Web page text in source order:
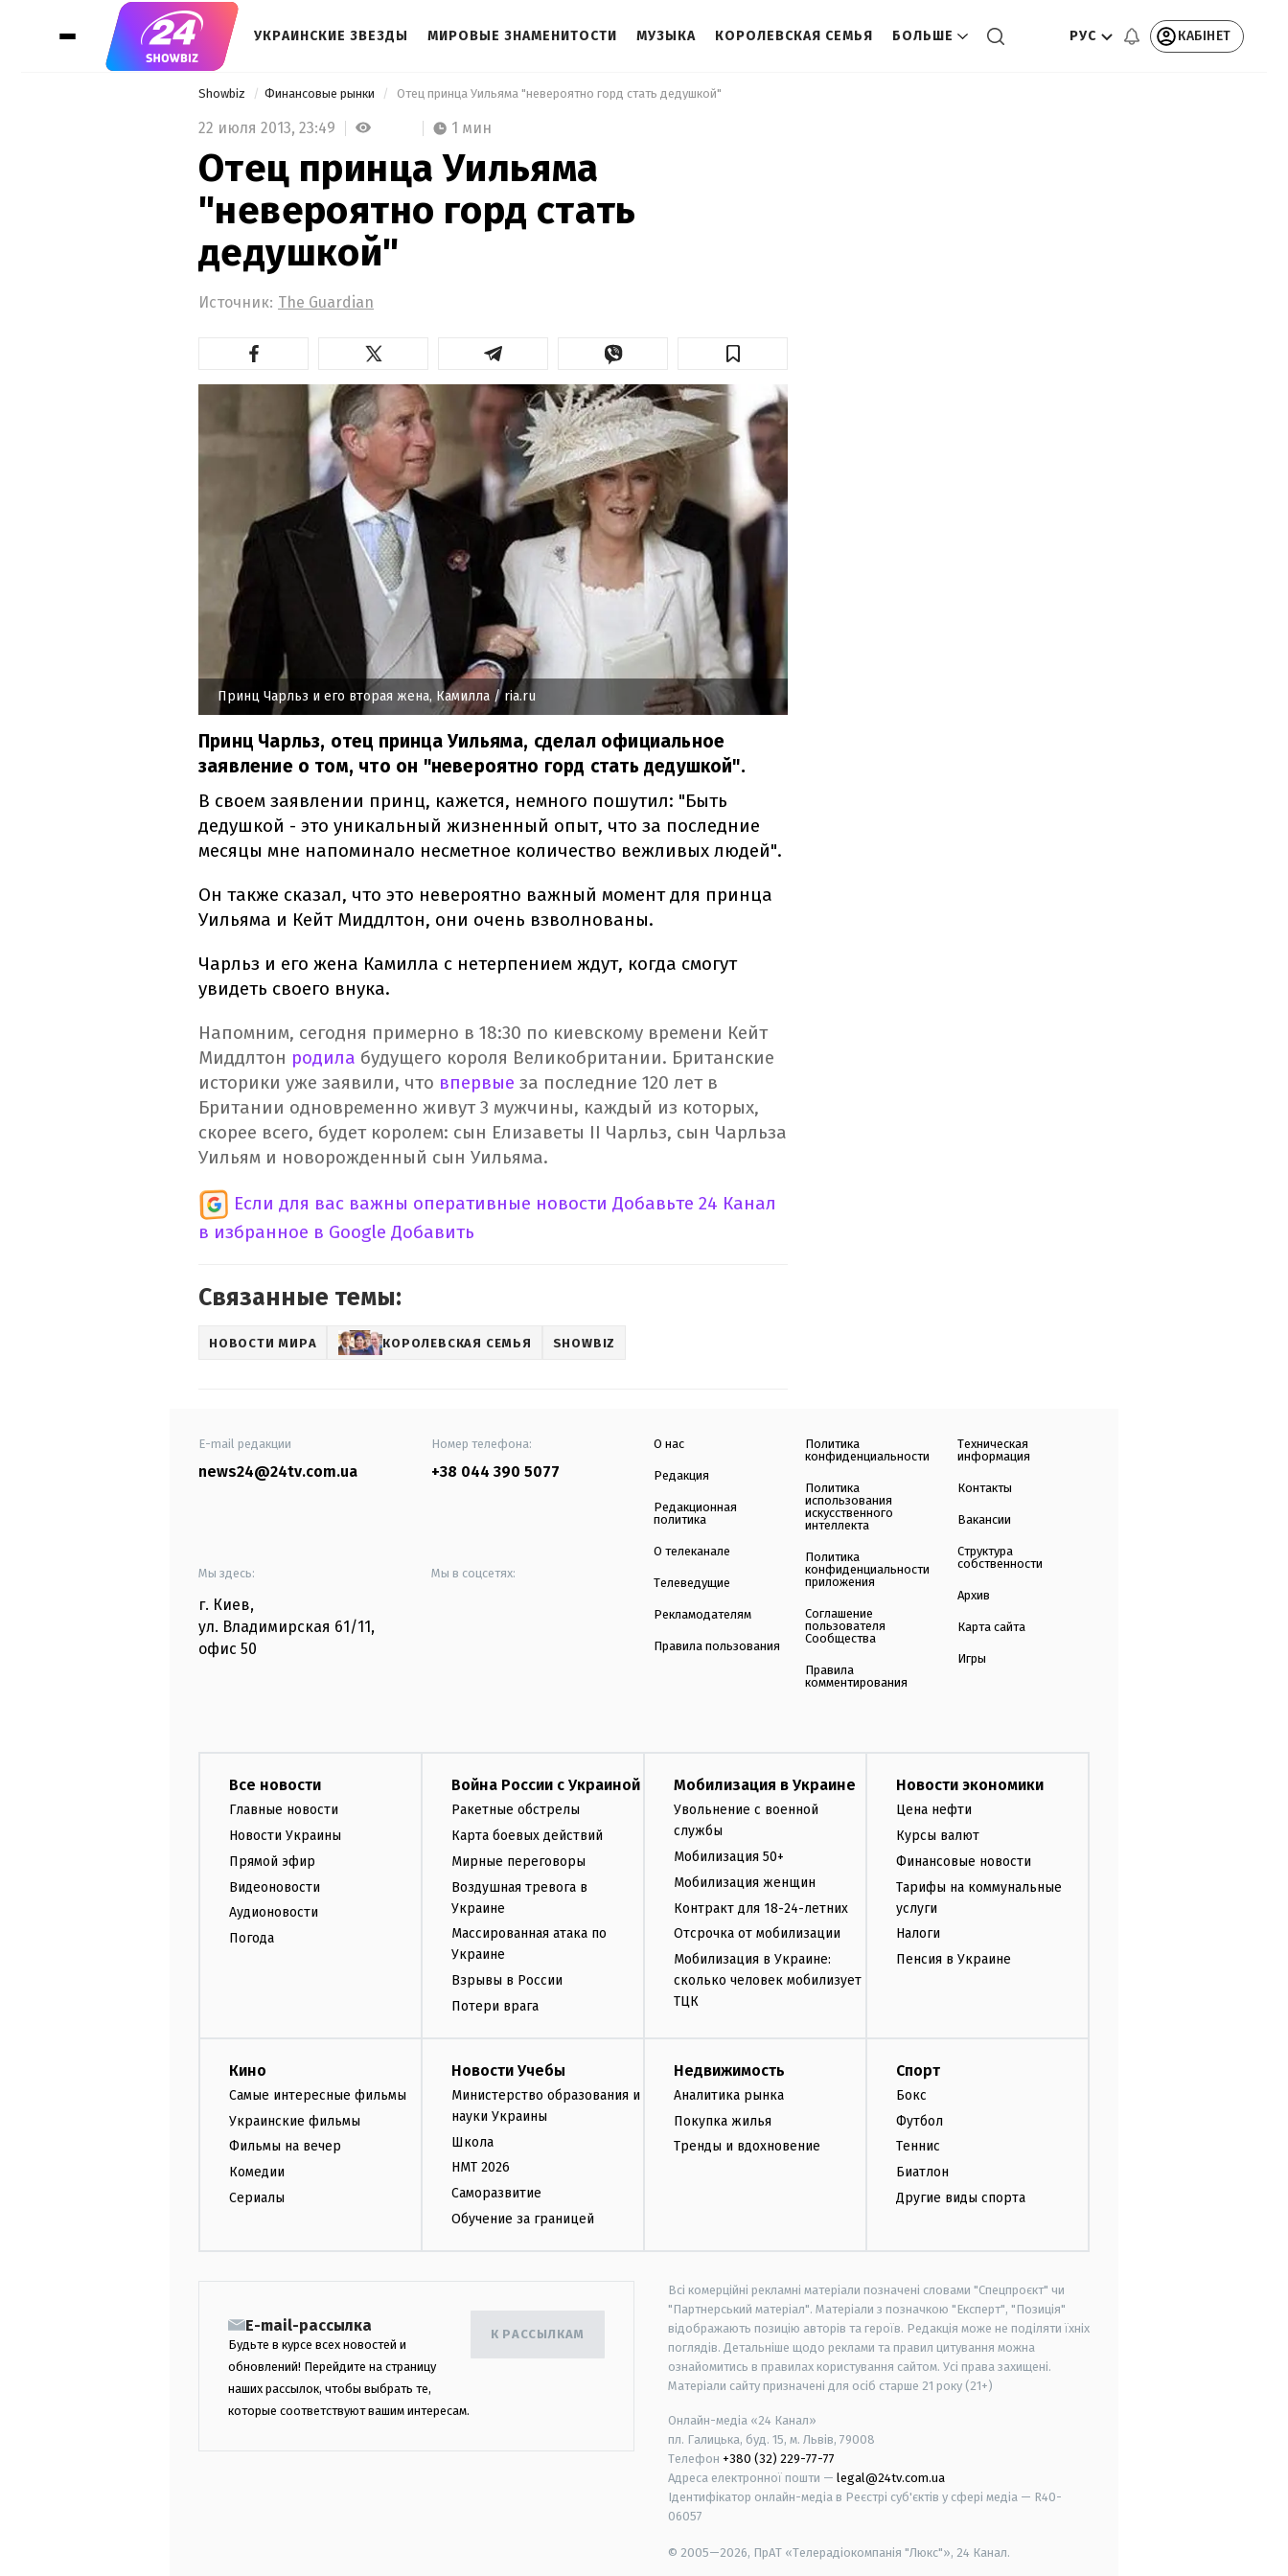
УКРАИНСКИЕ ЗВЕЗДЫ МИРОВЫЕ ЗНАМЕНИТОСТИ МУЗЫКА КОРОЛЕВСКАЯ СЕМЬЯ БОЛЬШЕ РУС КАБІНЕТ
Showbiz Финансовые рынки Отец принца Уильяма "невероятно горд стать дедушкой"
22 июля 2013, 23:49 1 мин
Отец принца Уильяма
"невероятно горд стать
дедушкой"
Источник: Тhe Guardian
Принц Чарльз и его вторая жена, Камилла / ria.ru
Принц Чарльз, отец принца Уильяма, сделал официальное
заявление о том, что он "невероятно горд стать дедушкой".
В своем заявлении принц, кажется, немного пошутил: "Быть
дедушкой - это уникальный жизненный опыт, что за последние
месяцы мне напоминало несметное количество вежливых людей".
Он также сказал, что это невероятно важный момент для принца
Уильяма и Кейт Миддлтон, они очень взволнованы.
Чарльз и его жена Камилла с нетерпением ждут, когда смогут
увидеть своего внука.
Напомним, сегодня примерно в 18:30 по киевскому времени Кейт
Миддлтон родила будущего короля Великобритании. Британские
историки уже заявили, что впервые за последние 120 лет в
Британии одновременно живут 3 мужчины, каждый из которых,
скорее всего, будет королем: сын Елизаветы II Чарльз, сын Чарльза
Уильям и новорожденный сын Уильяма.
Если для вас важны оперативные новости Добавьте 24 Канал
в избранное в Google Добавить
Связанные темы:
НОВОСТИ МИРА КОРОЛЕВСКАЯ СЕМЬЯ SHOWBIZ
E-mail редакции
news24@24tv.com.ua
Номер телефона:
+38 044 390 5077
Мы здесь:
г. Киев,
ул. Владимирская 61/11,
офис 50
Мы в соцсетях:
О нас
Редакция
Редакционная
политика
О телеканале
Телеведущие
Рекламодателям
Правила пользования
Политика
конфиденциальности
Политика
использования
искусственного
интеллекта
Политика
конфиденциальности
приложения
Соглашение
пользователя
Сообщества
Правила
комментирования
Техническая
информация
Контакты
Вакансии
Структура
собственности
Архив
Карта сайта
Игры
Все новости
Главные новости
Новости Украины
Прямой эфир
Видеоновости
Аудионовости
Погода
Война России с Украиной
Ракетные обстрелы
Карта боевых действий
Мирные переговоры
Воздушная тревога в
Украине
Массированная атака по
Украине
Взрывы в России
Потери врага
Мобилизация в Украине
Увольнение с военной
службы
Мобилизация 50+
Мобилизация женщин
Контракт для 18-24-летних
Отсрочка от мобилизации
Мобилизация в Украине:
сколько человек мобилизует
ТЦК
Новости экономики
Цена нефти
Курсы валют
Финансовые новости
Тарифы на коммунальные
услуги
Налоги
Пенсия в Украине
Кино
Самые интересные фильмы
Украинские фильмы
Фильмы на вечер
Комедии
Сериалы
Новости Учебы
Министерство образования и
науки Украины
Школа
НМТ 2026
Саморазвитие
Обучение за границей
Недвижимость
Аналитика рынка
Покупка жилья
Тренды и вдохновение
Спорт
Бокс
Футбол
Теннис
Биатлон
Другие виды спорта
E-mail-рассылка
Будьте в курсе всех новостей и
обновлений! Перейдите на страницу
наших рассылок, чтобы выбрать те,
которые соответствуют вашим интересам.
К РАССЫЛКАМ
Всі комерційні рекламні матеріали позначені словами "Спецпроєкт" чи
"Партнерський матеріал". Матеріали з позначкою "Експерт", "Позиція"
відображають позицію авторів та героїв. Редакція може не поділяти їхніх
поглядів. Детальніше щодо реклами та правил цитування можна
ознайомитись в правилах користування сайтом. Усі права захищені.
Матеріали сайту призначені для осіб старше 21 року (21+)
Онлайн-медіа «24 Канал»
пл. Галицька, буд. 15, м. Львів, 79008
Телефон +380 (32) 229-77-77
Адреса електронної пошти — legal@24tv.com.ua
Ідентифікатор онлайн-медіа в Реєстрі суб'єктів у сфері медіа — R40-
06057
© 2005—2026, ПрАТ «Телерадіокомпанія "Люкс"», 24 Канал.